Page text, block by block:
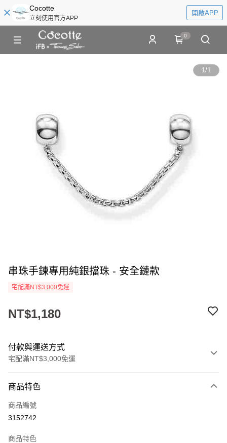
Cocotte
立刻使用官方APP
開啟APP
0
1/1
串珠手鍊專用純銀擋珠 - 安全鏈款
宅配滿NT$3,000免運
NT$1,180
付款與運送方式
宅配滿NT$3,000免運
信用卡一次付款
LINE Pay
商品特色
商品編號
3152742
商品特色